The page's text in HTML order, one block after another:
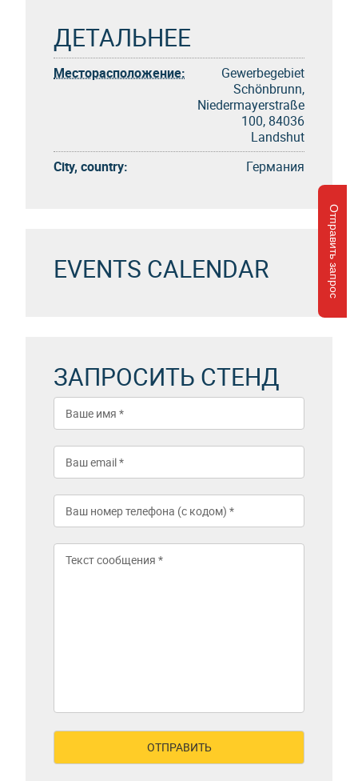
Отправить запрос
ДЕТАЛЬНЕЕ
Месторасположение:
Gewerbegebiet
Schönbrunn,
Niedermayerstraße
100, 84036
Landshut
City, country:
Германия
EVENTS CALENDAR
ЗАПРОСИТЬ СТЕНД